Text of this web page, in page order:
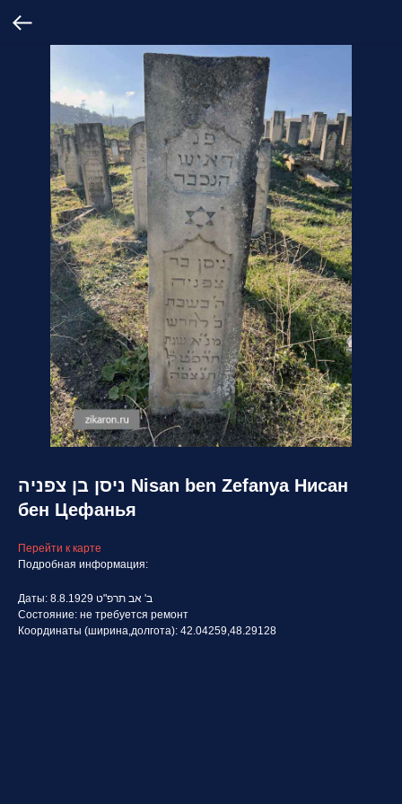
ניסן בן צפניה Nisan ben Zefanya Нисан
бен Цефанья
Перейти к карте
Подробная информация:
Даты: 8.8.1929 ב' אב תרפ"ט
Состояние: не требуется ремонт
Координаты (ширина,долгота): 42.04259,48.29128